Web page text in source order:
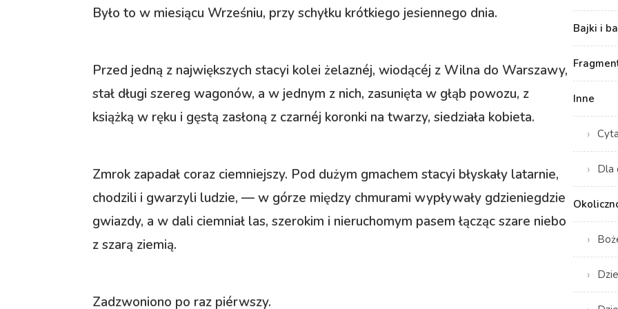
Było to w miesiącu Wrześniu, przy schyłku krótkiego jesiennego dnia.
Przed jedną z największych stacyi kolei żelaznéj, wiodącéj z Wilna do Warszawy,
stał długi szereg wagonów, a w jednym z nich, zasunięta w głąb powozu, z
książką w ręku i gęstą zasłoną z czarnéj koronki na twarzy, siedziała kobieta.
Zmrok zapadał coraz ciemniejszy. Pod dużym gmachem stacyi błyskały latarnie,
chodzili i gwarzyli ludzie, — w górze między chmurami wypływały gdzieniegdzie
gwiazdy, a w dali ciemniał las, szerokim i nieruchomym pasem łącząc szare niebo
z szarą ziemią.
Zadzwoniono po raz piérwszy.
Bajki i
Inne
Dla